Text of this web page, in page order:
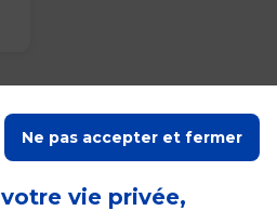
vie privée,
Ne pas accepter et fermer
services du Groupe La